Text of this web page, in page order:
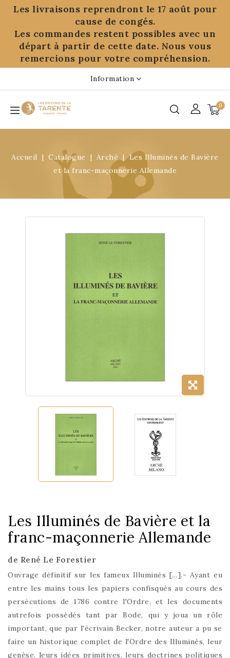
Les livraisons reprendront le 17 août pour
cause de congés.
Les commandes restent possibles avec un
départ à partir de cette date. Nous vous
remercions pour votre compréhension.
Information
0
Accueil Catalogue Archè
Les Illuminés de Bavière
et la franc-maçonnerie Allemande
Les Illuminés de Bavière et la
franc-maçonnerie Allemande
de René Le Forestier
Ouvrage définitif sur les fameux Illuminés […].- Ayant eu
entre les mains tous les papiers confisqués au cours des
persécutions de 1786 contre l'Ordre, et les documents
autrefois possédés tant par Bode, qui y joua un rôle
important, que par l'écrivain Becker, notre auteur a pu se
faire un historique complet de l'Ordre des Illuminés, leur
genèse, leurs idées primitives, leurs doctrines politiques
Panneau de gestion des cookies